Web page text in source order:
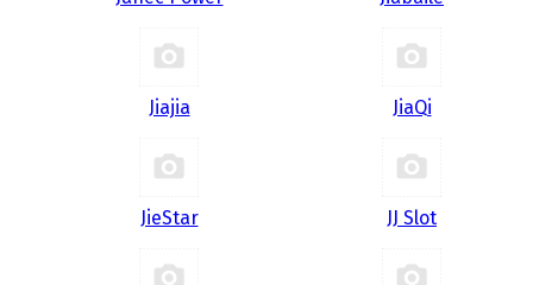
Jiajia JiaQi
JieStar JJ Slot